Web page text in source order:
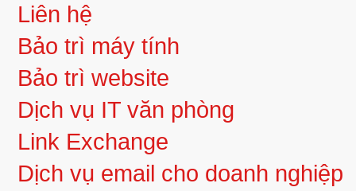
Liên hệ
Bảo trì máy tính
Bảo trì website
Dịch vụ IT văn phòng
Link Exchange
Dịch vụ email cho doanh nghiệp